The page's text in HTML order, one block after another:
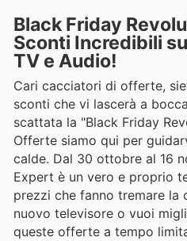
Black Friday
Sconti Incredibili
TV e Audio!
Cari cacciatori di offerte,
sconti che vi lascerà a
scattata la "Black Friday
Offerte siamo qui per
calde. Dal 30 ottobre al 16
Expert è un vero e proprio
prezzi che fanno tremare la
nuovo televisore o vuoi
queste offerte a tempo